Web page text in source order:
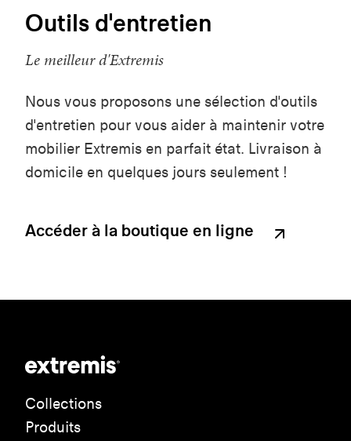
Outils d'entretien
Le meilleur d'Extremis
Nous vous proposons une sélection d'outils
d'entretien pour vous aider à maintenir votre
mobilier Extremis en parfait état. Livraison à
domicile en quelques jours seulement !
Accéder à la boutique en ligne
Collections
Produits